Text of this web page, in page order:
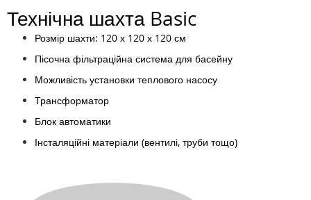
Технічна шахта Basic
Розмір шахти: 120 х 120 х 120 см
Пісочна фільтраційна система для басейну
Можливість установки теплового насосу
Трансформатор
Блок автоматики
Інсталяційні матеріали (вентилі, труби тощо)